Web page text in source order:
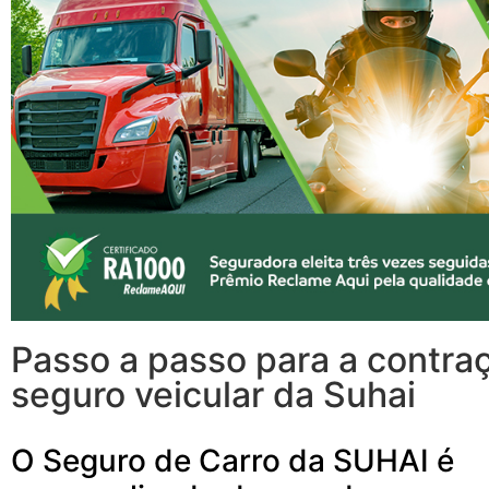
Passo a passo para a
seguro veicular da Suhai
O Seguro de Carro da SUHAI é